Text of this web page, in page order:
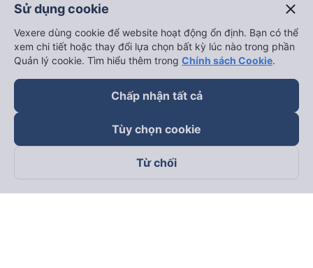
Theo dõi chúng tôi trên
Sử dụng cookie close
Vexere dùng cookie để website hoạt động ổn định. Bạn có thể
xem chi tiết hoặc thay đổi lựa chọn bất kỳ lúc nào trong phần
Quản lý cookie. Tìm hiểu thêm trong Chính sách Cookie.
Chấp nhận tất cả
Tùy chọn cookie
Từ chối